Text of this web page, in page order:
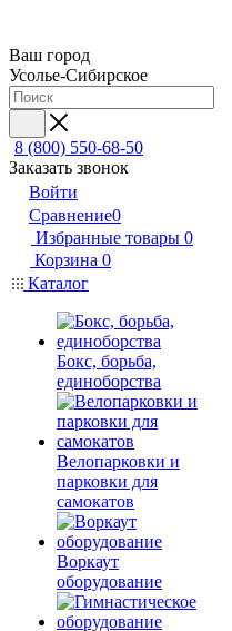
Ваш город
Усолье-Сибирское
8 (800) 550-68-50
Заказать звонок
Войти
Сравнение0
Избранные товары 0
Корзина 0
Каталог
Бокс, борьба,
единоборства
Велопарковки и
парковки для
самокатов
Воркаут
оборудование